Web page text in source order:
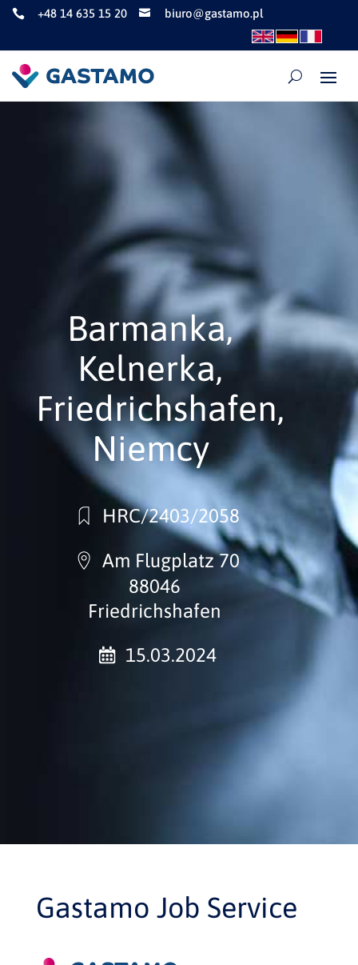
 +48 14 635 15 20  biuro@gastamo.pl
Barmanka,
Kelnerka,
Friedrichshafen,
Niemcy
HRC/2403/2058
Am Flugplatz 70
88046
Friedrichshafen
15.03.2024
Gastamo Job Service